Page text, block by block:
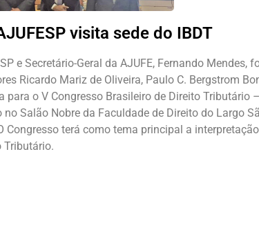
visita sede do IBDT
e Secretário-Geral da AJUFE, Fernando Mendes,
Ricardo Mariz de Oliveira, Paulo C. Bergstrom
para o V Congresso Brasileiro de Direito Tributário –
no Salão Nobre da Faculdade de Direito do Largo
terá como tema principal a
Tributário.